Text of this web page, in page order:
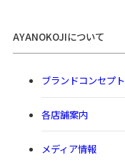
AYANOKOJIについて
ブランドコンセプト
各店舗案内
メディア情報